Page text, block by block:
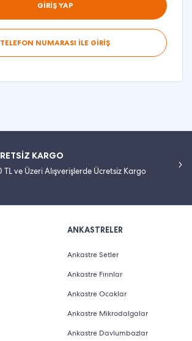
GİRİŞ YAP
TELEFON NUMARASI İLE GİRİŞ
KARGO
TL ve Üzeri Alışverişlerde Ücretsiz Kargo
ANKASTRELER
Ankastre Setler
Ankastre Fırınlar
Ankastre Ocaklar
Ankastre Mikrodalgalar
Ankastre Davlumbazlar